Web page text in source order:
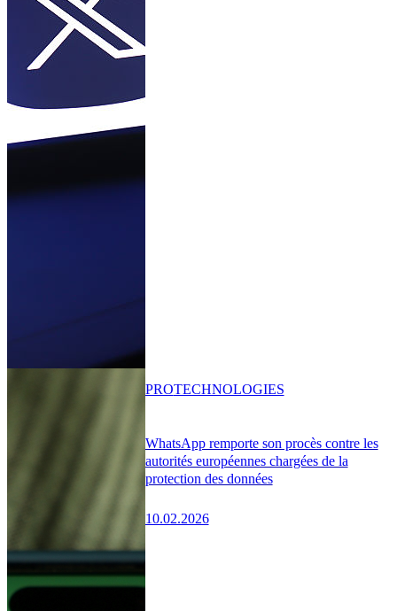
WhatsApp remporte son procès contre les
autorités européennes chargées de la
protection des données
10.02.2026
PROTECHNOLOGIES